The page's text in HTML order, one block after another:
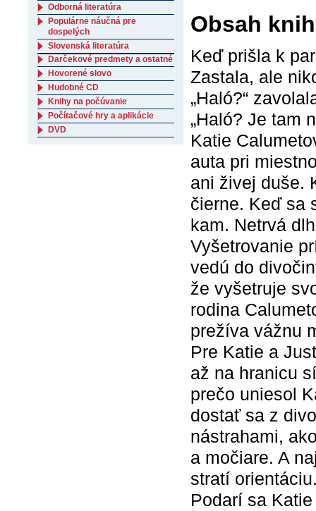
Obsah
Keď prišla k
Zastala, ale
„Haló?“
„Haló? Je tam
Katie
auta pri
ani živej duše.
čierne. Keď sa
kam. Netrvá
Vyšetrovanie
vedú do
že vyšetruje
rodina
prežíva vážnu
Pre Katie a
až na hranicu
prečo uniesol
dostať sa z
nástrahami,
a močiare. A
stratí
Podarí sa
Odborná literatúra
Populárne náučná pre
dospelých
Slovenská literatúra
Darčekové predmety a ostatné
Hovorené slovo
Hudobné CD
Knihy na počúvanie
Počítačové hry a aplikácie
DVD